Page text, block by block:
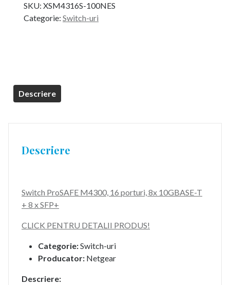
SKU: XSM4316S-100NES
Categorie: Switch-uri
Descriere
Descriere
Switch ProSAFE M4300, 16 porturi, 8x 10GBASE-T
+ 8 x SFP+
CLICK PENTRU DETALII PRODUS!
Categorie:Switch-uri
Producator: Netgear
Descriere: